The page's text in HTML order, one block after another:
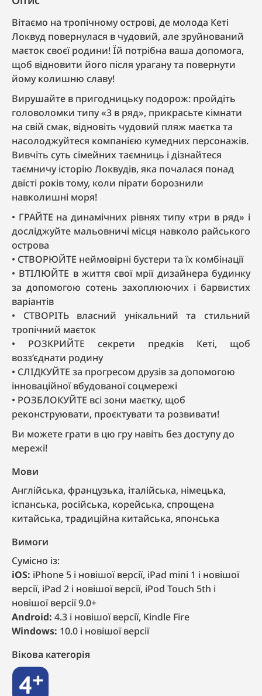
Вітаємо на тропічному острові, де молода Кеті
Локвуд повернулася в чудовий, але зруйнований
маєток своєї родини! Їй потрібна ваша допомога,
щоб відновити його після урагану та повернути
йому колишню славу!
Вирушайте в пригодницьку подорож: пройдіть
головоломки типу «3 в ряд», прикрасьте кімнати
на свій смак, відновіть чудовий пляж маєтка та
насолоджуйтеся компанією кумедних персонажів.
Вивчіть суть сімейних таємниць і дізнайтеся
таємничу історію Локвудів, яка почалася понад
двісті років тому, коли пірати борознили
навколишні моря!
ГРАЙТЕ на динамічних рівнях типу «три в ряд» і
досліджуйте мальовничі місця навколо райського
острова
СТВОРЮЙТЕ неймовірні бустери та їх комбінації
ВТІЛЮЙТЕ в життя свої мрії дизайнера будинку
за допомогою сотень захоплюючих і барвистих
варіантів
СТВОРІТЬ власний унікальний та стильний
тропічний маєток
РОЗКРИЙТЕ секрети предків Кеті, щоб
возз’єднати родину
СЛІДКУЙТЕ за прогресом друзів за допомогою
інноваційної вбудованої соцмережі
РОЗБЛОКУЙТЕ всі зони маєтку, щоб
реконструювати, проєктувати та розвивати!
Ви можете грати в цю гру навіть без доступу до
мережі!
Мови
англійська, французька, італійська, німецька,
іспанська, російська, корейська, спрощена
китайська, традиційна китайська, японська
Вимоги
Сумісно із:
iOS: iPhone 5 і новішої версії, iPad mini 1 і новішої
версії, iPad 2 і новішої версії, iPod Touch 5th і
новішої версії 9.0+
Android: 4.3 і новішої версії, Kindle Fire
Windows: 10.0 і новішої версії
Вікова категорія
4+